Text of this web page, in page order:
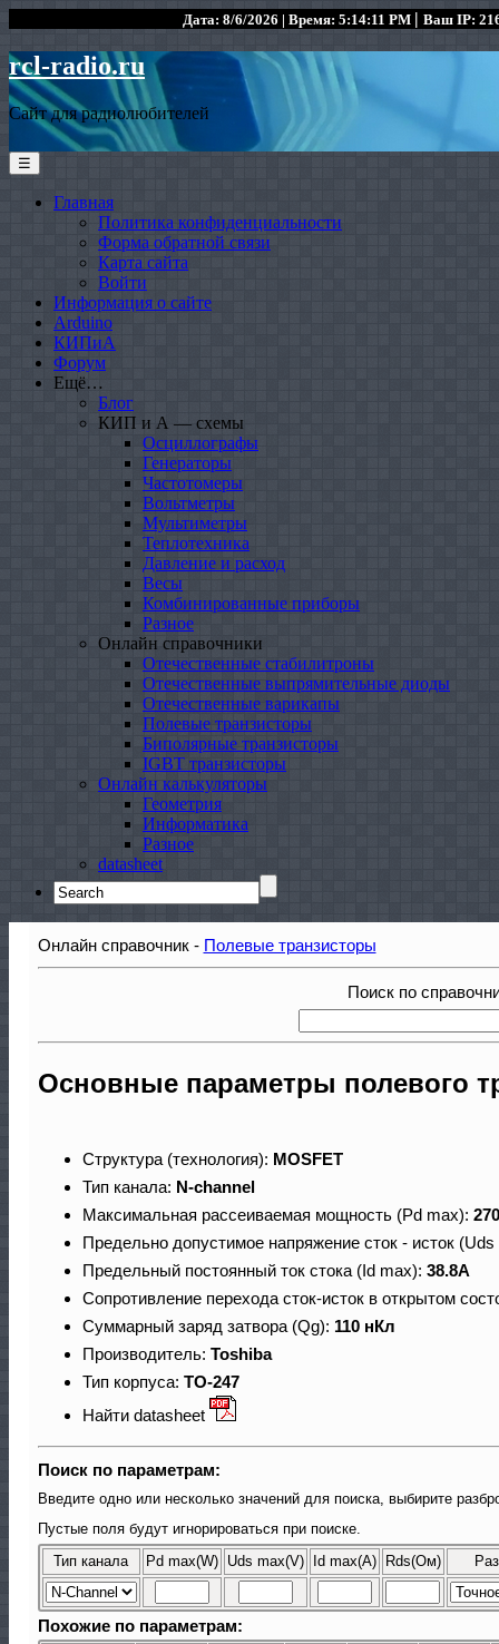
Дата: 8/6/2026 | Время: 5:14:11 PM | Ваш IP:
rcl-radio.ru
Сайт для радиолюбителей
☰
Главная
Политика конфиденциальности
Форма обратной связи
Карта сайта
Войти
Информация о сайте
Arduino
КИПиА
Форум
Ещё…
Блог
КИП и А — схемы
Осциллографы
Генераторы
Частотомеры
Вольтметры
Мультиметры
Теплотехника
Давление и расход
Весы
Комбинированные приборы
Разное
Онлайн справочники
Отечественные стабилитроны
Отечественные выпрямительные диоды
Отечественные варикапы
Полевые транзисторы
Биполярные транзисторы
IGBT транзисторы
Онлайн калькуляторы
Геометрия
Информатика
Разное
datasheet
Search
for:
Онлайн справочник - Полевые транзисторы
Поиск по
Основные параметры полевого
Структура (технология): MOSFET
Тип канала: N-channel
Максимальная рассеиваемая мощность (Pd max):
Предельно допустимое напряжение сток - исток
Предельный постоянный ток стока (Id max): 38.8A
Сопротивление перехода сток-исток в открытом
Суммарный заряд затвора (Qg): 110 нКл
Производитель: Toshiba
Тип корпуса: TO-247
Найти datasheet
Поиск по параметрам:
Введите одно или несколько значений для поиска, выбирите
Пустые поля будут игнорироваться при поиске.
Тип канала Pd max(W) Uds max(V) Id max(A) Rds(Ом)
Похожие по параметрам: